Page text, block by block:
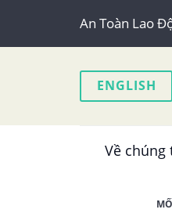
content
An Toàn Lao
ENGLISH
Về chúng